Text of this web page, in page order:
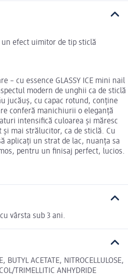
efect uimitor de tip sticlă
– cu essence GLASSY ICE mini nail
modern de unghii ca de sticlă
jucăuș, cu capac rotund, conține
conferă manichiurii o eleganță
intensifică culoarea și măresc
mai strălucitor, ca de sticlă. Cu
aplicați un strat de lac, nuanța sa
pentru un finisaj perfect, lucios.
vârsta sub 3 ani.
BUTYL ACETATE, NITROCELLULOSE,
TRIMELLITIC ANHYDRIDE